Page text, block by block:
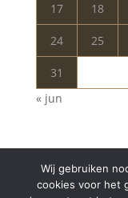
17 18
24 25
31
« jun
Wij gebruiken
cookies voor het